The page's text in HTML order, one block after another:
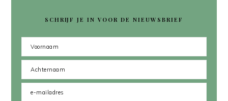
SCHRIJF JE IN VOOR DE NIEUWSBRIEF